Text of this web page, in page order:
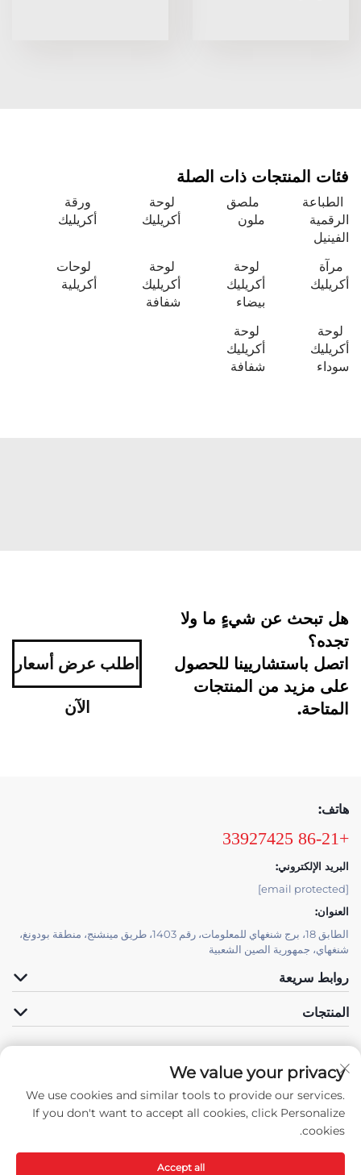
فئات المنتجات ذات الصلة
الطباعة
الرقمية
الفينيل
ملصق
ملون
لوحة
أكريليك
ورقة
أكريليك
مرآة
أكريليك
لوحة
أكريليك
بيضاء
لوحة
أكريليك
شفافة
لوحات
أكريلية
لوحة
أكريليك
سوداء
لوحة
أكريليك
شفافة
هل تبحث عن شيءٍ ما ولا
تجده؟
اتصل باستشاريينا للحصول
على مزيد من المنتجات
المتاحة.
اطلب عرض أسعار
الآن
هاتف:
+86-21 33927425
البريد الإلكتروني:
[email protected]
العنوان:
الطابق 18، برج شنغهاي للمعلومات، رقم 1403، طريق مينشنج، منطقة بودونغ،
شنغهاي، جمهورية الصين الشعبية
روابط سريعة
المنتجات
الدعم الفني بواسطة JUTU
تابعنا
حقوق النسخ © جميع الحقوق محفوظة لشركة شنغهاي جوتوب للتقنيات المواد الجديدة
We value your privacy
We use cookies and similar tools to provide our services.
If you don't want to accept all cookies, click Personalize
cookies.
Accept all